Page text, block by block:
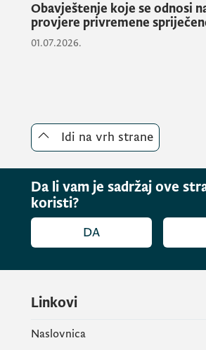
Obavještenje koje se odnosi
provjere privremene
01.07.2026.
Idi na vrh strane
Da li vam je sadržaj ove
koristi?
DA
Linkovi
Naslovnica